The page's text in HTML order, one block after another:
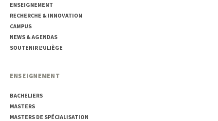
ENSEIGNEMENT
RECHERCHE & INNOVATION
CAMPUS
NEWS & AGENDAS
SOUTENIR L'ULIÈGE
ENSEIGNEMENT
BACHELIERS
MASTERS
MASTERS DE SPÉCIALISATION